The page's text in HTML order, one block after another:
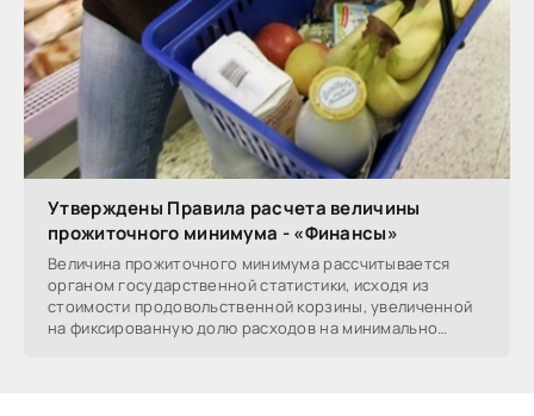
Утверждены Правила расчета величины
прожиточного минимума - «Финансы»
Величина прожиточного минимума рассчитывается
органом государственной статистики, исходя из
стоимости продовольственной корзины, увеличенной
на фиксированную долю расходов на минимально